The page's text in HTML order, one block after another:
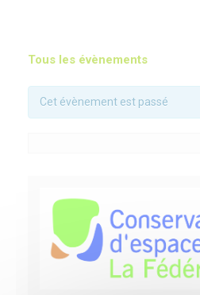
Tous les évènements
Cet évènement est passé